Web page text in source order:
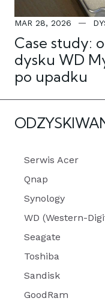
MAR 28, 2026
Case study:
dysku WD
po upadku
Serwis Acer
Qnap
Synology
WD (Western-
Seagate
Toshiba
Sandisk
GoodRam